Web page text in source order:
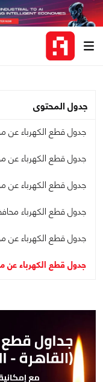
جدول المحتوى
جدول قطع الكهرباء عن
جدول قطع الكهرباء عن
جدول قطع الكهرباء عن
جدول قطع الكهرباء
جدول قطع الكهرباء عن
جدول قطع الكهرباء عن